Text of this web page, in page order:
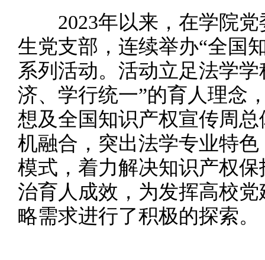
2023年以来，在学院党
生党支部，连续举办“全国
系列活动。活动立足法学
济、学行统一”的育人理念
想及全国知识产权宣传周
机融合，突出法学专业特
模式，着力解决知识产权
治育人成效，为发挥高校
略需求进行了积极的探索